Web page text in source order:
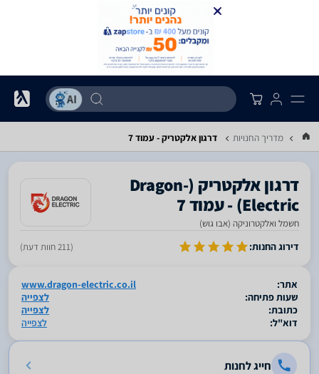
מדריך החנויות דרגון אלקטריק - עמוד 7
‎דרגון אלקטריק‎ ‏(Dragon-
Electric) - עמוד 7
חשמל ואלקטרוניקה (אבו גוש)
דירוג החנות: (211 חוות דעת)
אתר:
www.dragon-electric.co.il
שעות פתיחה:
לצפייה
כתובת:
לצפייה
דוא"ל:
לצפייה
חייג לחנות